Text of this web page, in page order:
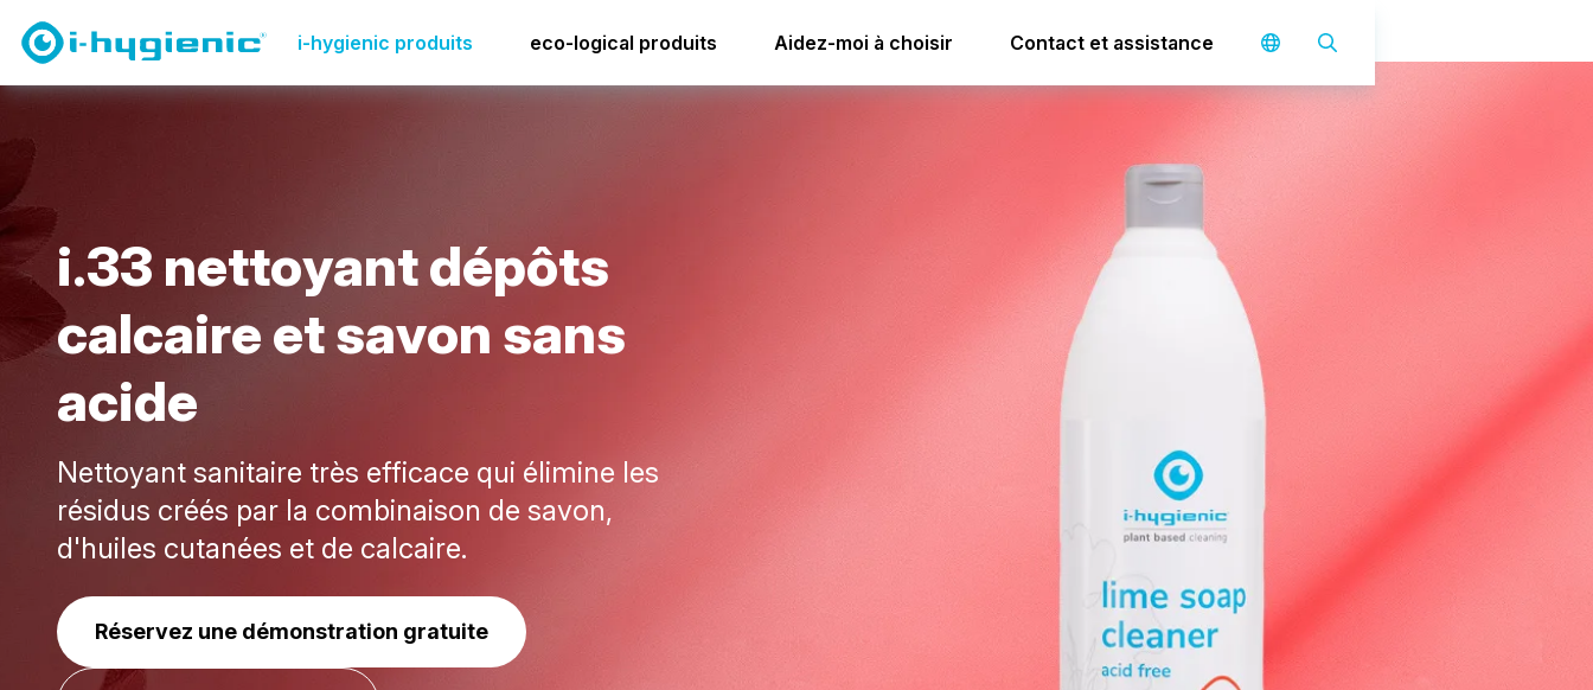
i-hygienic produits eco-logical produits Aidez-moi à choisir Contact et assistance
Page de présentation des produits Nettoyage des toilettes i.33 nettoyant dépôts calcaire et savon sans acide
i.33 nettoyantdépôts
calcaireetsavon sans
acide
Nettoyant sanitaire très efficace qui élimine les
résidus créés par la combinaison de savon,
d'huiles cutanées et de calcaire.
Réservez une démonstration gratuite